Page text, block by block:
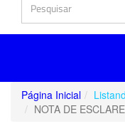
Página Inicial
NOTA DE